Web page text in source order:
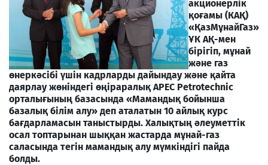
акционерлік
қоғамы (КАҚ)
«ҚазМұнайГаз»
ҰК АҚ-мен
бірігіп, мұнай
және газ
өнеркәсібі үшін кадрларды дайындау және қайта
даярлау жөніндегі өңіраралық APEC Petrotechnic
орталығының базасында «Мамандық бойынша
базалық білім алу» деп аталатын 10 айлық курс
бағдарламасын таныстырды. Халықтың әлеуметтік
осал топтарынан шыққан жастарда мұнай-газ
саласында тегін мамандық алу мүмкіндігі пайда
болды.